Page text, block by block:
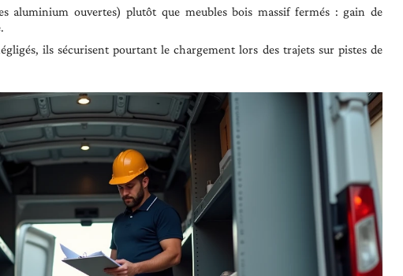
aluminium ouvertes) plutôt que meubles bois massif fermés : gain de
ils sécurisent pourtant le chargement lors des trajets sur pistes de